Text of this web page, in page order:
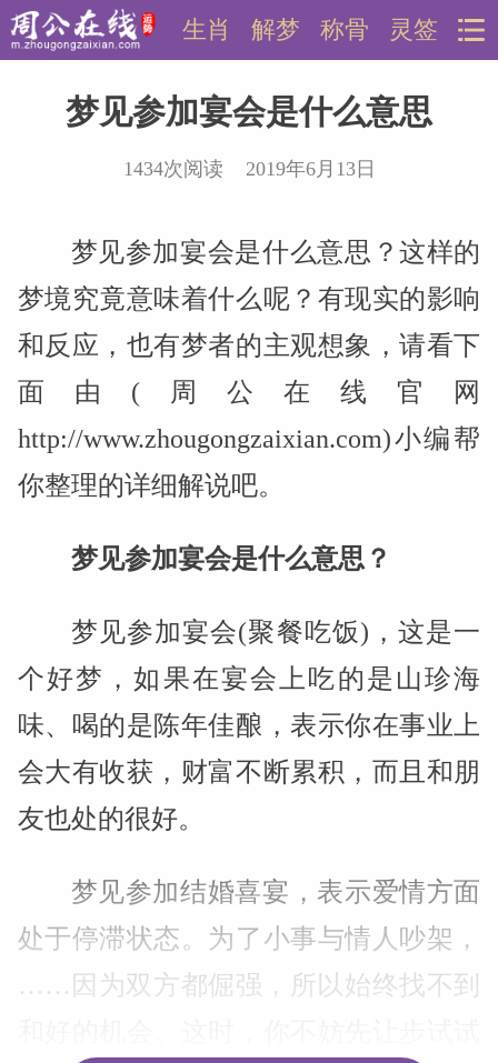
灵签
称骨
解梦
生肖
梦见参加宴会是什么意思
1434次阅读 2019年6月13日
梦见参加宴会是什么意思？这样的
梦境究竟意味着什么呢？有现实的影响
和反应，也有梦者的主观想象，请看下
面由(周公在线官网
http://www.zhougongzaixian.com)小编帮
你整理的详细解说吧。
梦见参加宴会是什么意思？
梦见参加宴会(聚餐吃饭)，这是一
个好梦，如果在宴会上吃的是山珍海
味、喝的是陈年佳酿，表示你在事业上
会大有收获，财富不断累积，而且和朋
友也处的很好。
梦见参加结婚喜宴，表示爱情方面
处于停滞状态。为了小事与情人吵架，
……因为双方都倔强，所以始终找不到